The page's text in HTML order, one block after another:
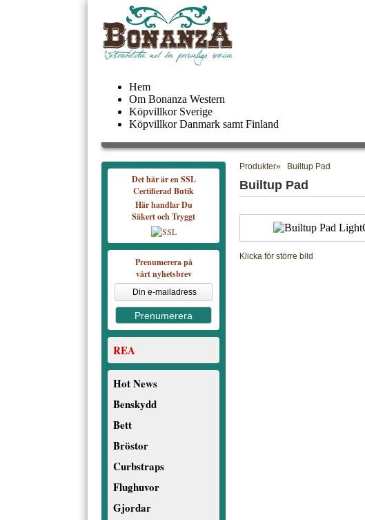
Hem
Om Bonanza Western
Köpvillkor Sverige
Köpvillkor Danmark samt Finland
Det här är en SSL
Certifierad Butik
Här handlar Du
Säkert och Tryggt
Prenumerera på
vårt nyhetsbrev
REA
Hot News
Benskydd
Bett
Bröstor
Curbstraps
Flughuvor
Gjordar
Produkter» Builtup Pad
Builtup Pad
Klicka för större bild